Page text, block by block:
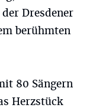
Dresdener
berühmten
80 Sängern
Herzstück